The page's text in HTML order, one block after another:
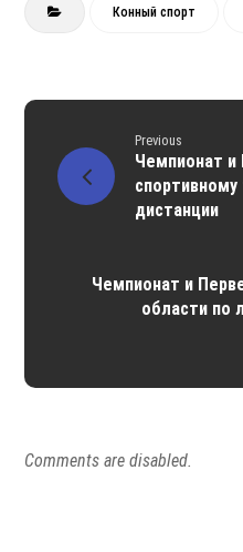
Конный спорт
Previous
Чемпионат и
спортивному
дистанции
Чемпионат и
области по
Comments are disabled.